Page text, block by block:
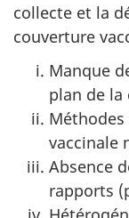
collecte et la
couverture
Manque
plan de la
vaccinale
Absence
rapports